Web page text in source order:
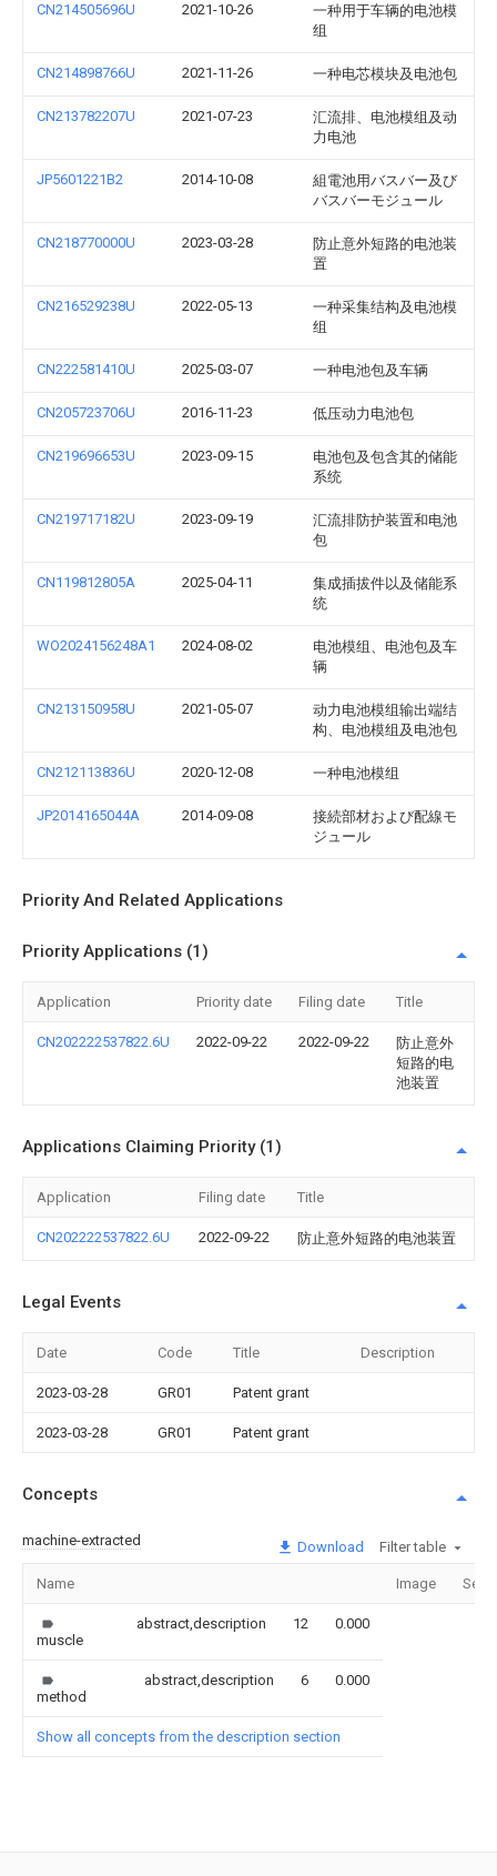
CN214505696U 2021-10-26
一种用于车辆的电池模
组
CN214898766U 2021-11-26 一种电芯模块及电池包
CN213782207U 2021-07-23
汇流排、电池模组及动
力电池
JP5601221B2 2014-10-08
組電池用バスバー及び
バスバーモジュール
CN218770000U 2023-03-28
防止意外短路的电池装
置
CN216529238U 2022-05-13
一种采集结构及电池模
组
CN222581410U 2025-03-07 一种电池包及车辆
CN205723706U 2016-11-23 低压动力电池包
CN219696653U 2023-09-15
电池包及包含其的储能
系统
CN219717182U 2023-09-19
汇流排防护装置和电池
包
CN119812805A 2025-04-11
集成插拔件以及储能系
统
WO2024156248A1 2024-08-02
电池模组、电池包及车
辆
CN213150958U 2021-05-07
动力电池模组输出端结
构、电池模组及电池包
CN212113836U 2020-12-08 一种电池模组
JP2014165044A 2014-09-08
接続部材および配線モ
ジュール
Priority And Related Applications
Priority Applications (1)
Application Priority date Filing date Title
CN202222537822.6U 2022-09-22 2022-09-22
防止意外
短路的电
池装置
Applications Claiming Priority (1)
Application Filing date Title
CN202222537822.6U 2022-09-22 防止意外短路的电池装置
Legal Events
Date Code Title Description
2023-03-28 GR01 Patent grant
2023-03-28 GR01 Patent grant
Concepts
machine-extracted Download Filter table
Name Image
muscle
abstract,description 12 0.000
method
abstract,description 6 0.000
Show all concepts from the description section